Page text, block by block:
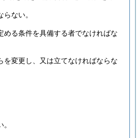
ない。
る条件を具備する者でなければな
変更し、又は立てなければならな